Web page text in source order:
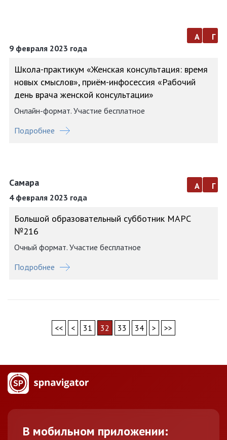
9 февраля 2023 года
а г
Школа-практикум «Женская консультация: время
новых смыслов», приём-инфосессия «Рабочий
день врача женской консультации»
Онлайн-формат. Участие бесплатное
Подробнее
Самара
4 февраля 2023 года
а г
Большой образовательный субботник МАРС
№216
Очный формат. Участие бесплатное
Подробнее
<< < 31 32 33 34 > >>
В мобильном приложении: